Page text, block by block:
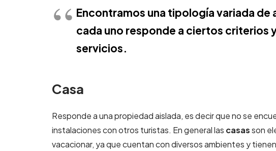
Encontramos una tipología variada
cada uno responde a ciertos criterios
servicios.
Casa
Responde a una propiedad aislada, es decir que no se
instalaciones con otros turistas. En general las casasson
vacacionar, ya que cuentan con diversos ambientes y